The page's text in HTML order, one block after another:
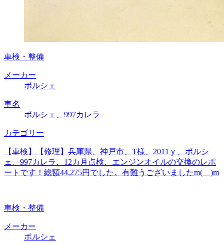
車検・整備
メーカー
ポルシェ
車名
ポルシェ、997カレラ
カテゴリー
【車検】【修理】兵庫県、神戸市、T様、2011ｙ、ポルシ
ェ、997カレラ、12カ月点検、エンジンオイルの交換のレポ
ートです！総額44,275円でした。有難うございましたm(__)m
車検・整備
メーカー
ポルシェ